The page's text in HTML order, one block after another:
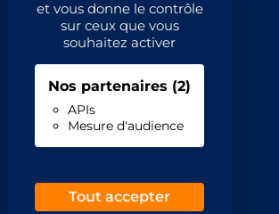
et vous donne le contrôle
sur ceux que vous
souhaitez activer
Nos partenaires (2)
APIs
Mesure d'audience
Tout accepter
Catégories
Professionnels
Inscrivez-vous
Demande de retrait